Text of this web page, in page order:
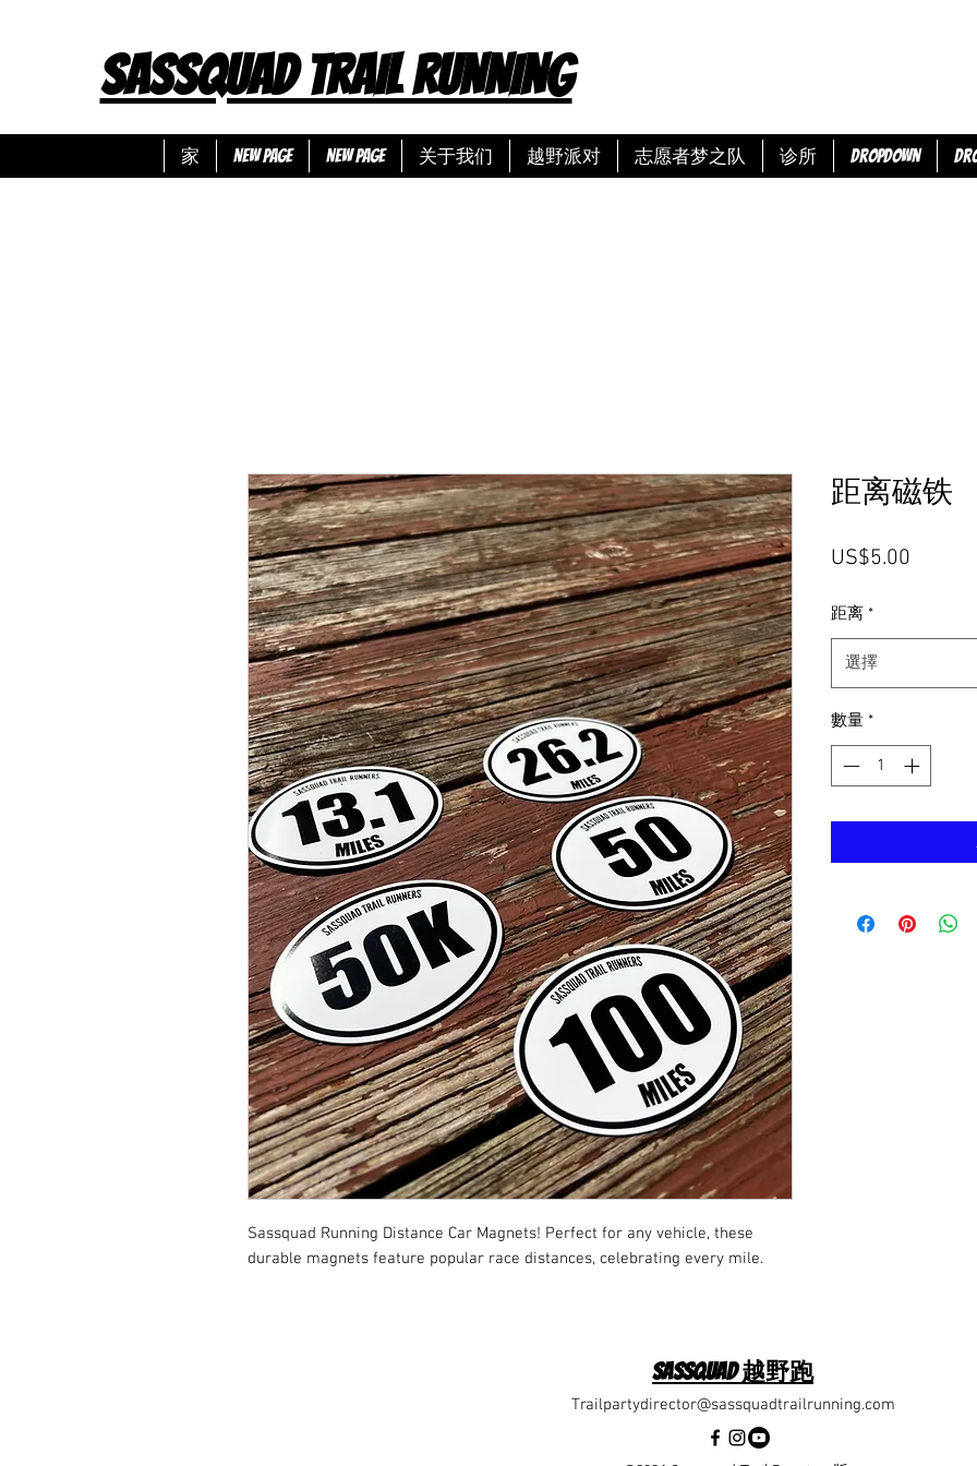
SASSQUAD TRAIL RUNNING
家 New Page New Page 关于我们 越野派对 志愿者梦之队 诊所 Dropdown
Sassquad Running Distance Car Magnets! Perfect for any vehicle, these
durable magnets feature popular race distances, celebrating every mile.
距离磁铁
US$5.00
距离 *
選擇
數量 *
Sassquad 越野跑
Trailpartydirector@sassquadtrailrunning.com